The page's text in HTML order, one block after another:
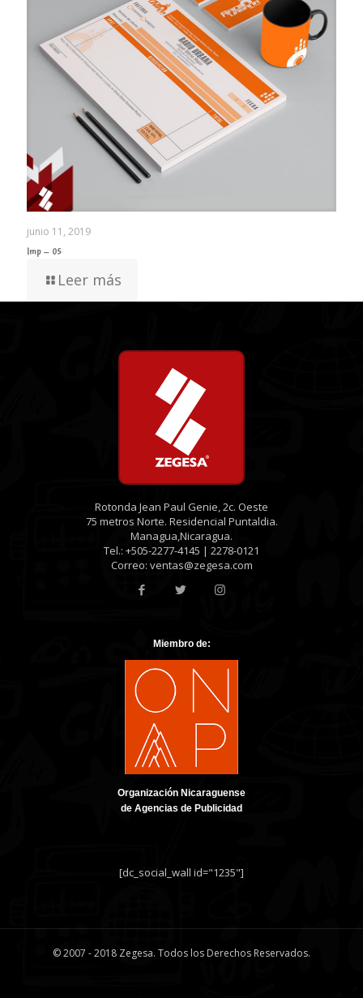
junio 11, 2019
Imp – 05
Leer más
Rotonda Jean Paul Genie, 2c. Oeste
75 metros Norte. Residencial Puntaldia.
Managua,Nicaragua.
Tel.: +505-2277-4145 | 2278-0121
Correo: ventas@zegesa.com
Miembro de:
Organización Nicaraguense
de Agencias de Publicidad
[dc_social_wall id="1235"]
© 2007 - 2018 Zegesa. Todos los Derechos Reservados.